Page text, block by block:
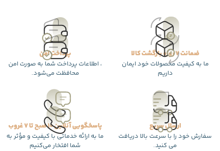
ضمانت 7 روزه بازگشت کالا
ما به کیفیت محصولات خود ایمان
داریم
پرداخت امن
، اطلاعات پرداخت شما به صورت امن
محافظت می‌شود.
ارسال سریع
سفارش خود را با سرعت بالا دریافت
می کنید.
پاسخگویی آنلاین 10 صبح تا 7 غروب
ما به ارائه خدماتی با کیفیت و مؤثر به
شما افتخار می‌کنیم